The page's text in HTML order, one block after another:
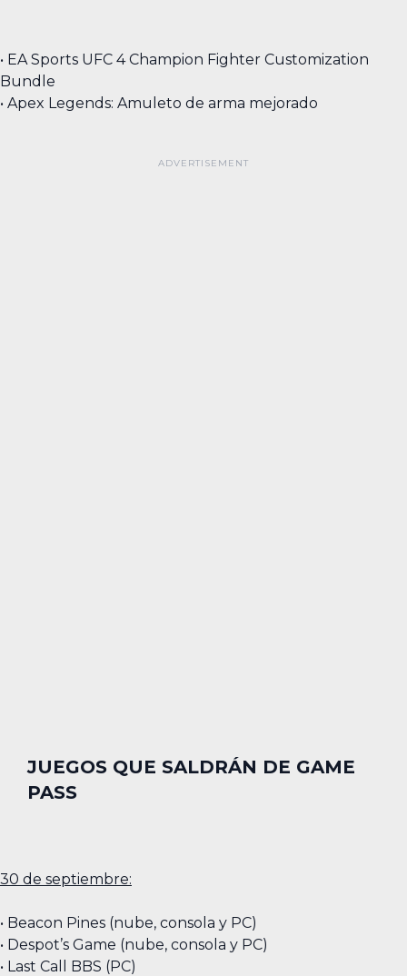
• EA Sports UFC 4 Champion Fighter Customization
Bundle
• Apex Legends: Amuleto de arma mejorado
JUEGOS QUE SALDRÁN DE GAME
PASS
30 de septiembre:
• Beacon Pines (nube, consola y PC)
• Despot’s Game (nube, consola y PC)
• Last Call BBS (PC)